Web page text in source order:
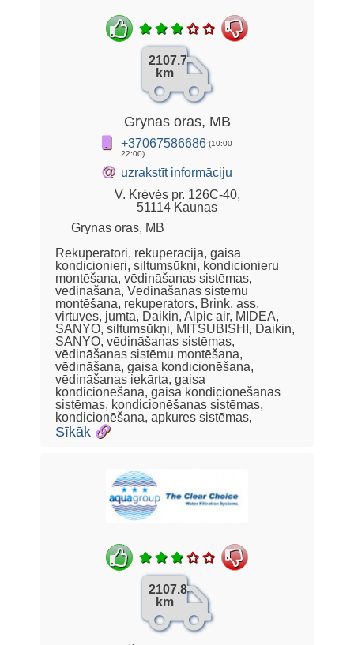
2107.7
km
Grynas oras, MB
+37067586686 (10:00-
22:00)
@ uzrakstīt informāciju
V. Krėvės pr. 126C-40,
51114 Kaunas
Grynas oras, MB
Rekuperatori, rekuperācija, gaisa
kondicionieri, siltumsūkņi, kondicionieru
montēšana, vēdināšanas sistēmas,
vēdināšana, Vēdināšanas sistēmu
montēšana, rekuperators, Brink, ass,
virtuves, jumta, Daikin, Alpic air, MIDEA,
SANYO, siltumsūkņi, MITSUBISHI, Daikin,
SANYO, vēdināšanas sistēmas,
vēdināšanas sistēmu montēšana,
vēdināšana, gaisa kondicionēšana,
vēdināšanas iekārta, gaisa
kondicionēšana, gaisa kondicionēšanas
sistēmas, kondicionēšanas sistēmas,
kondicionēšana, apkures sistēmas,
Sīkāk
2107.8
km